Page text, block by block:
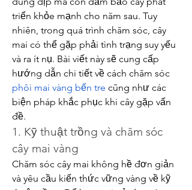
triển khỏe mạnh cho năm sau. Tuy
nhiên, trong quá trình chăm sóc, cây
mai có thể gặp phải tình trạng suy yếu
và ra ít nụ. Bài viết này sẽ cung cấp
phôi mai vàng bến tre cũng như các
biện pháp khắc phục khi cây gặp vấn
đề.
1. Kỹ thuật trồng và chăm sóc
cây mai vàng
Chăm sóc cây mai không hề đơn giản
và yêu cầu kiến thức vững vàng về kỹ